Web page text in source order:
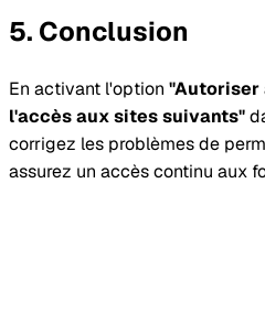
Conclusion
En activant l'option "Autoriser
l'accès aux sites suivants"
corrigez les problèmes de
assurez un accès continu aux